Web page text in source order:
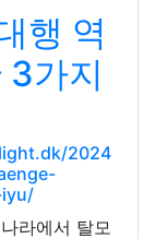
행 역
3가지
2024
라에서 탈모